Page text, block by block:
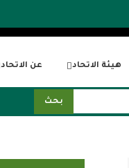
عن الاتحاد هيئة الاتحاد
بحث